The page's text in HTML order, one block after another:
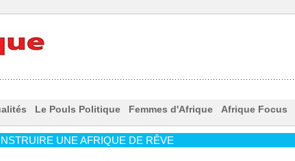
Le Pouls Politique Femmes d'Afrique Afrique Focus
UNE AFRIQUE DE RÊVE